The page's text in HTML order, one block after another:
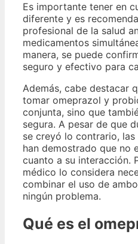
Es importante tener en
diferente y es
profesional de la salud
medicamentos
manera, se puede
seguro y efectivo para
Además, cabe destacar
tomar omeprazol y
conjunta, sino que
segura. A pesar de que
se creyó lo contrario,
han demostrado que no
cuanto a su interacción.
médico lo considera
combinar el uso de
ningún problema.
Qué es el